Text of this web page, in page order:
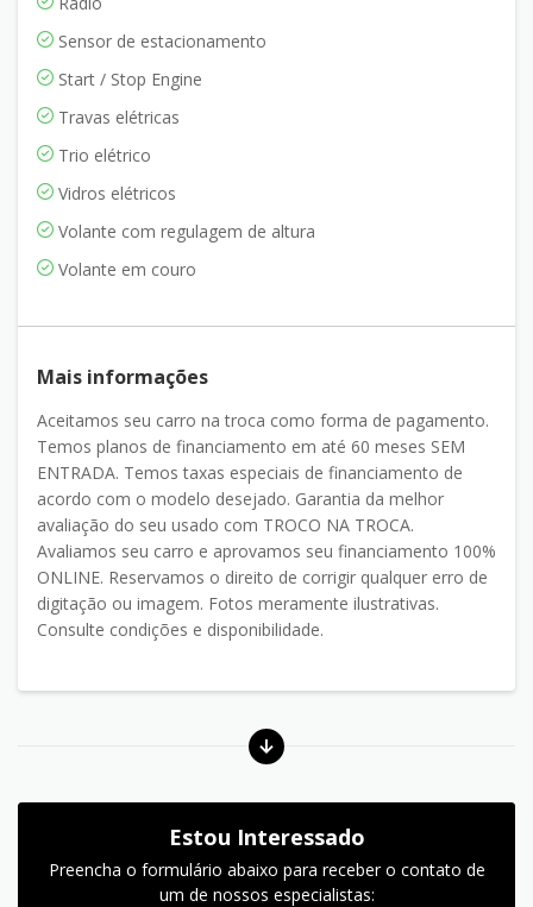
Sensor de estacionamento
Start / Stop Engine
Travas elétricas
Trio elétrico
Vidros elétricos
Volante com regulagem de altura
Volante em couro
Mais informações
Aceitamos seu carro na troca como forma de pagamento.
Temos planos de financiamento em até 60 meses SEM
ENTRADA. Temos taxas especiais de financiamento de
acordo com o modelo desejado. Garantia da melhor
avaliação do seu usado com TROCO NA TROCA.
Avaliamos seu carro e aprovamos seu financiamento 100%
ONLINE. Reservamos o direito de corrigir qualquer erro de
digitação ou imagem. Fotos meramente ilustrativas.
Consulte condições e disponibilidade.
Estou Interessado
Preencha o formulário abaixo para receber o contato de
um de nossos especialistas: